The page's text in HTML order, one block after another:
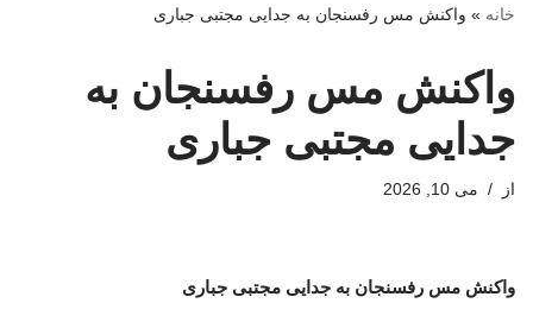
خانه » واکنش مس رفسنجان به جدایی مجتبی جباری
واکنش مس رفسنجان به
جدایی مجتبی جباری
از می 10, 2026
واکنش مس رفسنجان به جدایی مجتبی جباری